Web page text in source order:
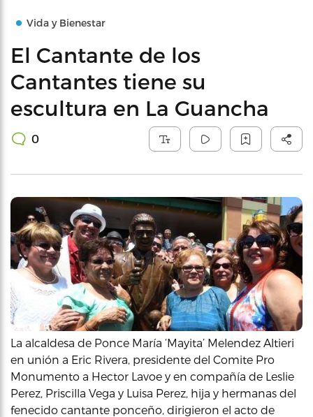
Vida y Bienestar
El Cantante de los
Cantantes tiene su
escultura en La Guancha
0
La alcaldesa de Ponce María ‘Mayita’ Melendez Altieri
en unión a Eric Rivera, presidente del Comite Pro
Monumento a Hector Lavoe y en compañía de Leslie
Perez, Priscilla Vega y Luisa Perez, hija y hermanas del
fenecido cantante ponceño, dirigieron el acto de